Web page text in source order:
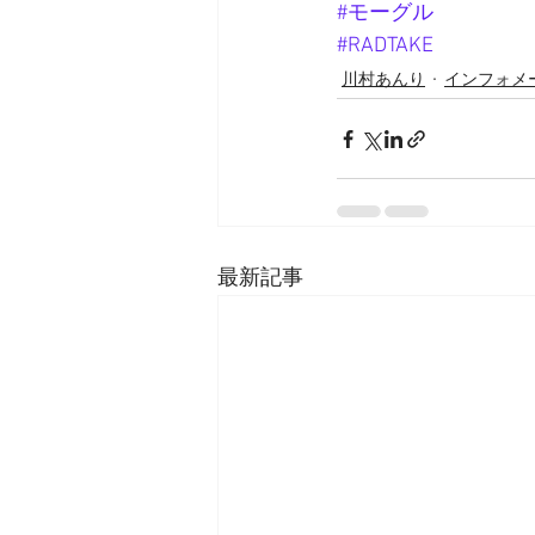
#モーグル
#RADTAKE
川村あんり インフォメ
最新記事